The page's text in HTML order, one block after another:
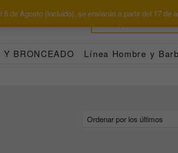
de Agosto (incluido), se enviarán a partir del 17 de
BRONCEADO Línea Hombre y